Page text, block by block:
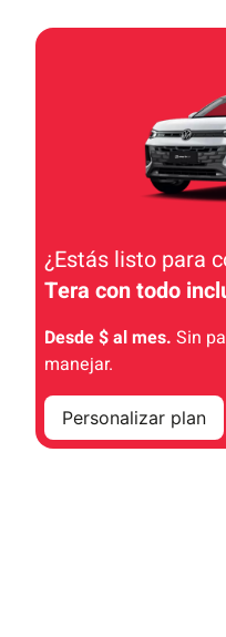
¿Estás listo para
Tera con todo
Desde $ al mes. Sin
manejar.
Personalizar plan